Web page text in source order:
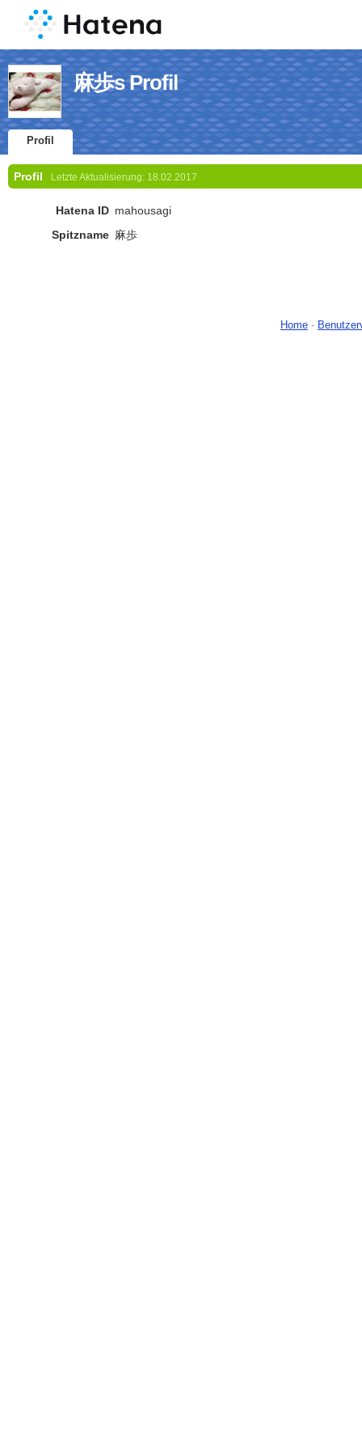
麻歩s Profil
Profil
Profil Letzte Aktualisierung: 18.02.2017
Hatena ID mahousagi
Spitzname 麻歩
Home -